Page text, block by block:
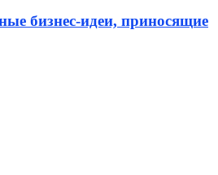
бизнес-идеи, приносящие